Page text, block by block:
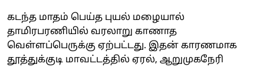
கடந்த மாதம் பெய்த புயல் மழையால்
தாமிரபரணியில் வரலாறு காணாத
வெள்ளப்பெருக்கு ஏற்பட்டது. இதன் காரணமாக
தூத்துக்குடி மாவட்டத்தில் ஏரல், ஆறுமுகநேரி